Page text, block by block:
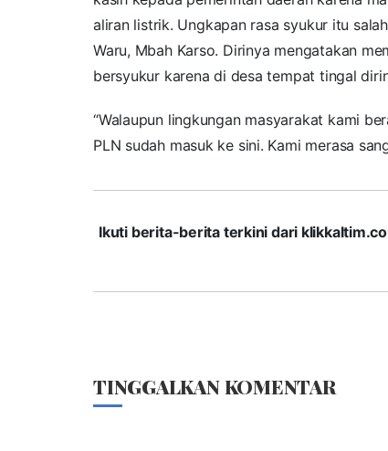
aliran listrik. Ungkapan rasa syukur itu
Waru, Mbah Karso. Dirinya mengatakan
bersyukur karena di desa tempat tingal
“Walaupun lingkungan masyarakat kami
PLN sudah masuk ke sini. Kami merasa
Ikuti berita-berita terkini dari
TINGGALKAN KOMENTAR